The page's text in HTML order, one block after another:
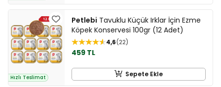
Hızlı Teslimat
Petlebi Tavuklu Küçük Irklar İçin Ezme
Köpek Konservesi 100gr (12 Adet)
4,6 22
459 TL
Sepete Ekle